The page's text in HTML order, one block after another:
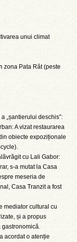
unui climat
zona Pata Rât (peste
„șantierului deschis”:
A vizat restaurarea
obiecte expoziționale
cu Lali Gabor:
s-a mutat la Casa
meseria de
Casa Tranzit a fost
mediator cultural cu
și a propus
acordat o atenție